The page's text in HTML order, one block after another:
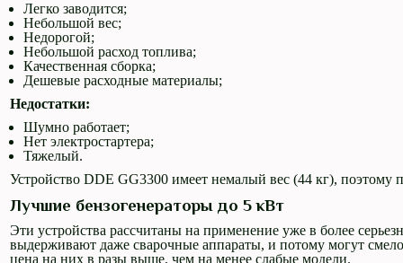
Легко заводится;
Небольшой вес;
Недорогой;
Небольшой расход топлива;
Качественная сборка;
Дешевые расходные материалы;
Недостатки:
Шумно работает;
Нет электростартера;
Тяжелый.
Устройство DDE GG3300 имеет немалый вес (44 кг), поэтому
Лучшие бензогенераторы до 5 кВт
Эти устройства рассчитаны на применение уже в более
выдерживают даже сварочные аппараты, и потому могут
цена на них в разы выше, чем на менее слабые модели.